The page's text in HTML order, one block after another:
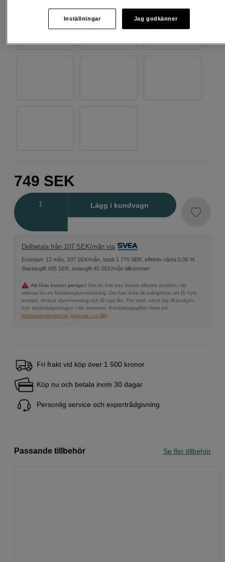
749 SEK
Lägg i kundvagn
Delbetala från 107 SEK/mån via
Exempel: 12 mån, 107 SEK/mån, totalt 1 779 SEK, effektiv ränta 0,00 %
Startavgift 495 SEK, aviavgift 45 SEK/mån tillkommer
Att låna kostar pengar! Om du inte kan betala tillbaka skulden i tid
riskerar du en betalningsanmärkning. Det kan leda till svårigheter att få hyra
bostad, teckna abonnemang och få nya lån. För stöd, vänd dig till budget-
och skuldrådgivningen i din kommun. Kontaktuppgifter finns på
konsumentverket.se (öppnas i ny flik)
Fri frakt vid köp över 1 500 kronor
Köp nu och betala inom 30 dagar
Personlig service och expertrådgivning
Passande tillbehör Se fler tillbehör
Inställningar Jag godkänner